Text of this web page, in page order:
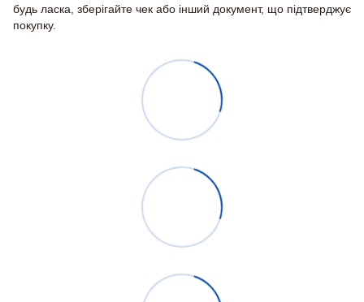
будь ласка, зберігайте чек або інший документ, що підтверджує
покупку.